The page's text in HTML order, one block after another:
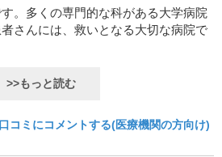
。多くの専門的な科がある大学病院
さんには、救いとなる大切な病院で
>>もっと読む
コミにコメントする(医療機関の方向け)